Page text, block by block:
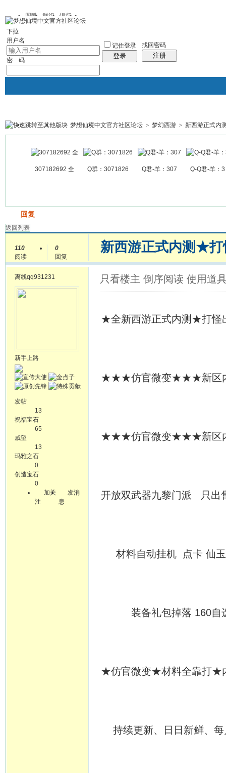
图酷 群组 银行
下拉
用户名
密 码
记住登录
登录
找回密码
注册
银行 群组聚合 我的空间
帖子
梦想仙境中文官方社区论坛 > 梦幻西游 > 新西游正式内
307182692 全 Q群：3071826 Q君-羊：307 Q-Q君-羊：3
回复
返回列表
110
阅读
0
回复
新西游正式内测★
离线qq931231
新手上路
发帖
13
祝福宝石
65
威望
13
玛雅之石
0
创造宝石
0
加关
注
发消
息
只看楼主 倒序阅读 使用道
★全新西游正式内测★打
★★★仿官微变★★★新区内
★★★仿官微变★★★新区内
开放双武器九黎门派 只出
材料自动挂机 点卡 仙
装备礼包掉落 160自选
★仿官微变★材料全靠打★
持续更新、日日新鲜、每